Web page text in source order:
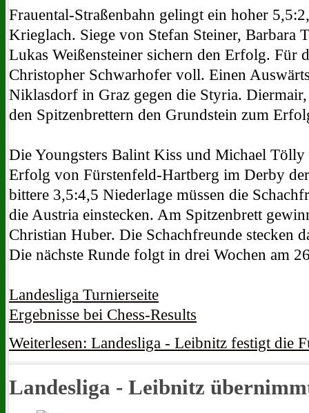
Frauental-Straßenbahn gelingt ein hoher
Krieglach. Siege von Stefan Steiner, Barbara
Lukas Weißensteiner sichern den Erfolg. Für
Christopher Schwarhofer voll. Einen
Niklasdorf in Graz gegen die Styria.
den Spitzenbrettern den Grundstein zum
Die Youngsters Balint Kiss und Michael
Erfolg von Fürstenfeld-Hartberg im Derby
bittere 3,5:4,5 Niederlage müssen die
die Austria einstecken. Am Spitzenbrett
Christian Huber. Die Schachfreunde stecken
Die nächste Runde folgt in drei Wochen am
Landesliga Turnierseite
Ergebnisse bei Chess-Results
Weiterlesen: Landesliga - Leibnitz festigt die
Landesliga - Leibnitz